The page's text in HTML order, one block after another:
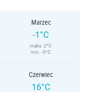
Marzec
-1°C
maks. 2°C
min. -5°C
Czerwiec
16°C